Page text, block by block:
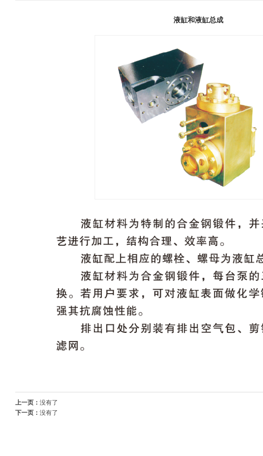
液缸和液缸总成
上一页： 没有了
下一页： 没有了